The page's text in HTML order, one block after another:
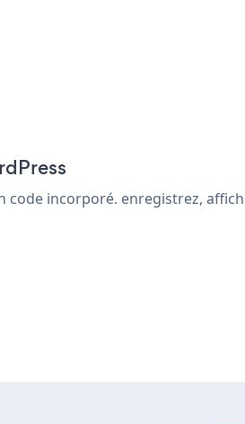
code incorporé. enregistrez,